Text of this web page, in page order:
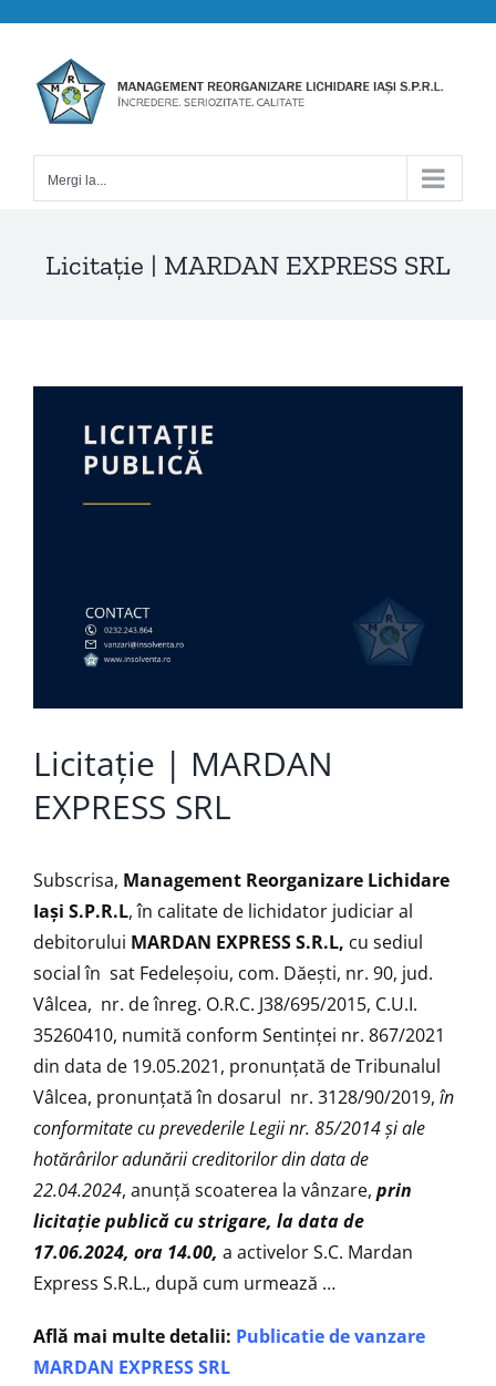
content
Mergi la...
Licitație | MARDAN EXPRESS SRL
Larger
Licitație | MARDAN
EXPRESS SRL
Subscrisa, Management Reorganizare Lichidare
Iaşi S.P.R.L, în calitate de lichidator judiciar al
debitorului MARDAN EXPRESS S.R.L, cu sediul
social în sat Fedeleșoiu, com. Dăești, nr. 90, jud.
Vâlcea, nr. de înreg. O.R.C. J38/695/2015, C.U.I.
35260410, numită conform Sentinței nr. 867/2021
din data de 19.05.2021, pronunţată de Tribunalul
Vâlcea, pronunțată în dosarul nr. 3128/90/2019, în
conformitate cu prevederile Legii nr. 85/2014 și ale
hotărârilor adunării creditorilor din data de
22.04.2024, anunţă scoaterea la vânzare, prin
licitație publică cu strigare, la data de
17.06.2024, ora 14.00, a activelor S.C. Mardan
Express S.R.L., după cum urmează …
Află mai multe detalii: Publicatie de vanzare
MARDAN EXPRESS SRL